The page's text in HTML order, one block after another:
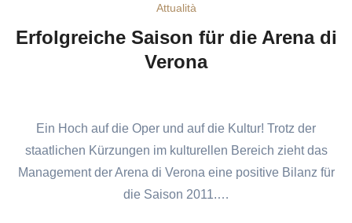
Attualità
Erfolgreiche Saison für die Arena di
Verona
Ein Hoch auf die Oper und auf die Kultur! Trotz der
staatlichen Kürzungen im kulturellen Bereich zieht das
Management der Arena di Verona eine positive Bilanz für
die Saison 2011.…